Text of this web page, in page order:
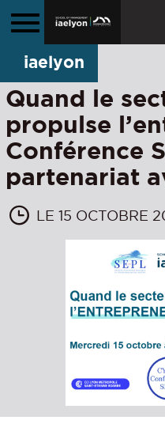
iaelyon
Quand le
propulse
Conférence
partenariat
LE 15 OCTOBRE